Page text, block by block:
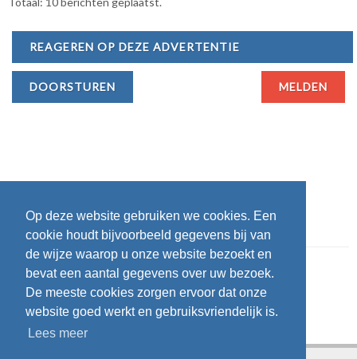
Op deze website gebruiken we cookies. Een
cookie houdt bijvoorbeeld gegevens bij van
de wijze waarop u onze website bezoekt en
bevat een aantal gegevens over uw bezoek.
De meeste cookies zorgen ervoor dat onze
website goed werkt en gebruiksvriendelijk is.
Lees meer
REAGEREN OP DEZE ADVERTENTIE
DOORSTUREN MELDEN